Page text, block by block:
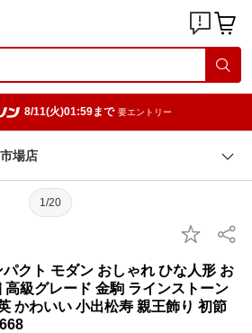
8/11(火)01:59まで 要エントリー
場店
1/20
クト モダン おしゃれ ひな人形 お
級グレード 金駒 ラインストーン
かわいい 小出松寿 親王飾り 初節